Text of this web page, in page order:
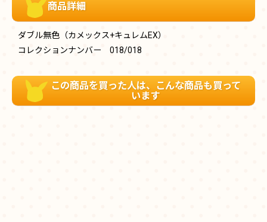
商品詳細
ダブル無色（カメックス+キュレムEX）
コレクションナンバー 018/018
この商品を買った人は、こんな商品も買って
います